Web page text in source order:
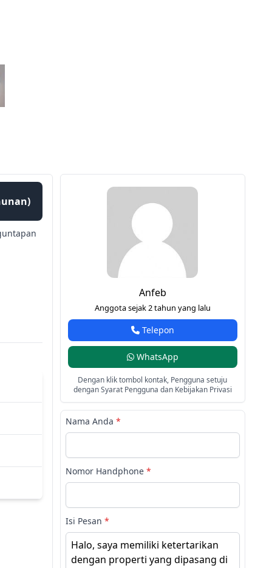
Anfeb
Anggota sejak 2 tahun yang lalu
Telepon
WhatsApp
Dengan klik tombol kontak, Pengguna setuju
dengan Syarat Pengguna dan Kebijakan Privasi
Nama Anda *
Nomor Handphone *
Isi Pesan *